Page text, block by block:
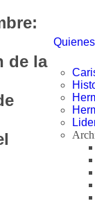
de la